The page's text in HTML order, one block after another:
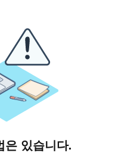
은 있습니다.